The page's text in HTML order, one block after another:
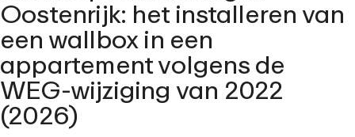
Oostenrijk: het installeren van
een wallbox in een
appartement volgens de
WEG-wijziging van 2022
(2026)